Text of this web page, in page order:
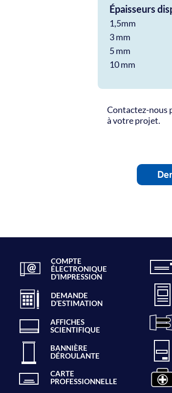
Épaisseurs
1,5mm
3 mm
5 mm
10 mm
Contactez-nous
à votre projet.
COMPTE
ÉLECTRONIQUE
D’IMPRESSION
DEMANDE
D’ESTIMATION
AFFICHES
SCIENTIFIQUE
BANNIÈRE
DÉROULANTE
CARTE
PROFESSIONNELLE